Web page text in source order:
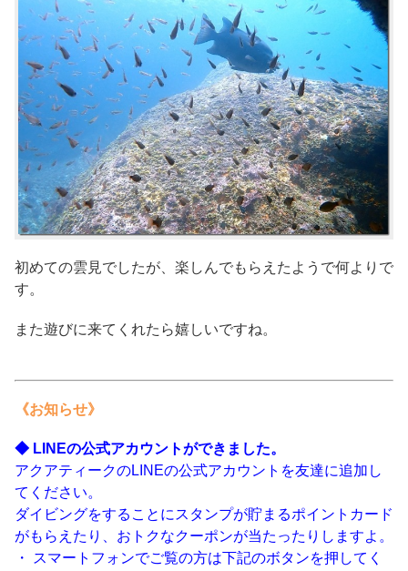
初めての雲見でしたが、楽しんでもらえたようで何よりで
す。
また遊びに来てくれたら嬉しいですね。
《お知らせ》
◆ LINEの公式アカウントができました。
アクアティークのLINEの公式アカウントを友達に追加し
てください。
ダイビングをすることにスタンプが貯まるポイントカード
がもらえたり、おトクなクーポンが当たったりしますよ。
・ スマートフォンでご覧の方は下記のボタンを押してく